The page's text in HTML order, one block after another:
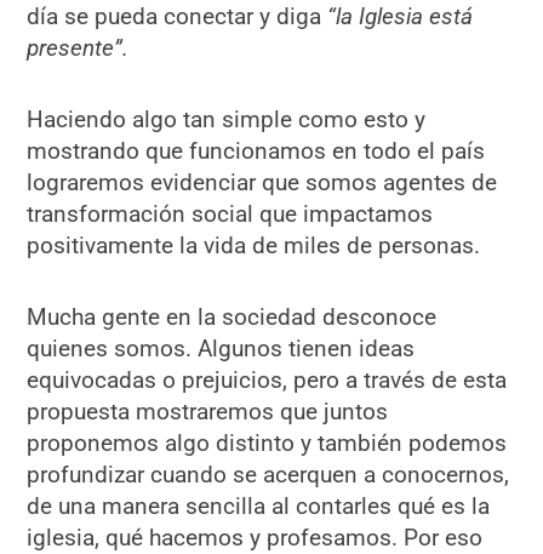
día se pueda conectar y diga “la Iglesia está
presente”.
Haciendo algo tan simple como esto y
mostrando que funcionamos en todo el país
lograremos evidenciar que somos agentes de
transformación social que impactamos
positivamente la vida de miles de personas.
Mucha gente en la sociedad desconoce
quienes somos. Algunos tienen ideas
equivocadas o prejuicios, pero a través de esta
propuesta mostraremos que juntos
proponemos algo distinto y también podemos
profundizar cuando se acerquen a conocernos,
de una manera sencilla al contarles qué es la
iglesia, qué hacemos y profesamos. Por eso